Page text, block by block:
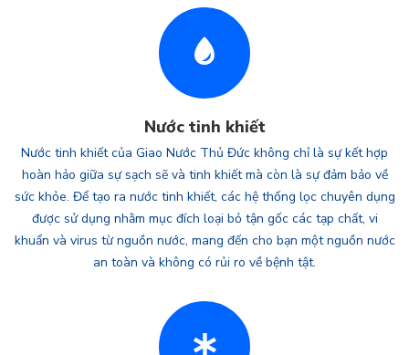
Nước tinh khiết
Nước tinh khiết của Giao Nước Thủ Đức không chỉ là sự kết hợp
hoàn hảo giữa sự sạch sẽ và tinh khiết mà còn là sự đảm bảo về
sức khỏe. Để tạo ra nước tinh khiết, các hệ thống lọc chuyên dụng
được sử dụng nhằm mục đích loại bỏ tận gốc các tạp chất, vi
khuẩn và virus từ nguồn nước, mang đến cho bạn một nguồn nước
an toàn và không có rủi ro về bệnh tật.